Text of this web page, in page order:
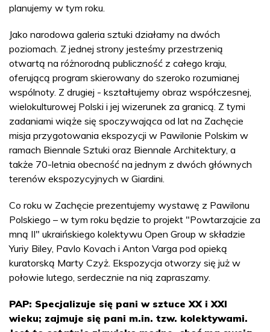
planujemy w tym roku.
Jako narodowa galeria sztuki działamy na dwóch
poziomach. Z jednej strony jesteśmy przestrzenią
otwartą na różnorodną publiczność z całego kraju,
oferującą program skierowany do szeroko rozumianej
wspólnoty. Z drugiej - kształtujemy obraz współczesnej,
wielokulturowej Polski i jej wizerunek za granicą. Z tymi
zadaniami wiąże się spoczywająca od lat na Zachęcie
misja przygotowania ekspozycji w Pawilonie Polskim w
ramach Biennale Sztuki oraz Biennale Architektury, a
także 70-letnia obecność na jednym z dwóch głównych
terenów ekspozycyjnych w Giardini.
Co roku w Zachęcie prezentujemy wystawę z Pawilonu
Polskiego – w tym roku będzie to projekt "Powtarzajcie za
mną II" ukraińskiego kolektywu Open Group w składzie
Yuriy Biley, Pavlo Kovach i Anton Varga pod opieką
kuratorską Marty Czyż. Ekspozycja otworzy się już w
połowie lutego, serdecznie na nią zapraszamy.
PAP: Specjalizuje się pani w sztuce XX i XXI
wieku; zajmuje się pani m.in. tzw. kolektywami.